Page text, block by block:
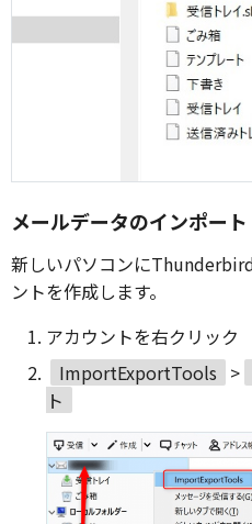
メールデータのインポート
新しいパソコンに
ントを作成します。
アカウントを右クリック
ImportExportTools >
ト